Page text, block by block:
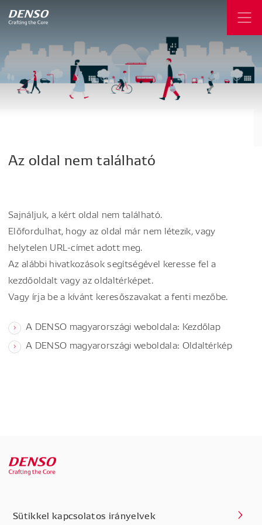
Az oldal nem található
Sajnáljuk, a kért oldal nem található.
Előfordulhat, hogy az oldal már nem létezik, vagy
helytelen URL-címet adott meg.
Az alábbi hivatkozások segítségével keresse fel a
kezdőoldalt vagy az oldaltérképet.
Vagy írja be a kívánt keresőszavakat a fenti mezőbe.
A DENSO magyarországi weboldala: Kezdőlap
A DENSO magyarországi weboldala: Oldaltérkép
Sütikkel kapcsolatos irányelvek